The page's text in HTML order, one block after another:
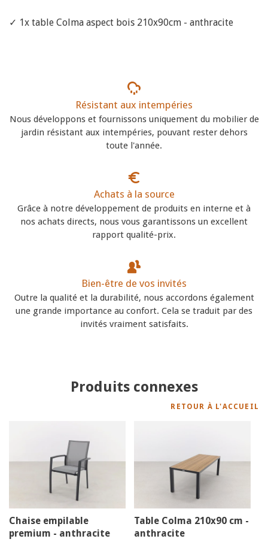
✓ 1x table Colma aspect bois 210x90cm - anthracite
Résistant aux intempéries
Nous développons et fournissons uniquement du mobilier de
jardin résistant aux intempéries, pouvant rester dehors
toute l'année.
Achats à la source
Grâce à notre développement de produits en interne et à
nos achats directs, nous vous garantissons un excellent
rapport qualité-prix.
Bien-être de vos invités
Outre la qualité et la durabilité, nous accordons également
une grande importance au confort. Cela se traduit par des
invités vraiment satisfaits.
Produits connexes
RETOUR À L'ACCUEIL
Chaise empilable
premium - anthracite
Table Colma 210x90 cm -
anthracite